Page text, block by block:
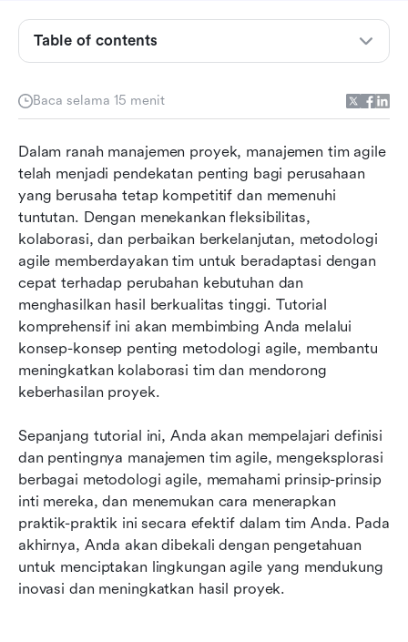
Baca selama 15 menit
Dalam ranah manajemen proyek, manajemen tim agile
telah menjadi pendekatan penting bagi perusahaan
yang berusaha tetap kompetitif dan memenuhi
tuntutan. Dengan menekankan fleksibilitas,
kolaborasi, dan perbaikan berkelanjutan, metodologi
agile memberdayakan tim untuk beradaptasi dengan
cepat terhadap perubahan kebutuhan dan
menghasilkan hasil berkualitas tinggi. Tutorial
komprehensif ini akan membimbing Anda melalui
konsep-konsep penting metodologi agile, membantu
meningkatkan kolaborasi tim dan mendorong
keberhasilan proyek.
Sepanjang tutorial ini, Anda akan mempelajari definisi
dan pentingnya manajemen tim agile, mengeksplorasi
berbagai metodologi agile, memahami prinsip-prinsip
inti mereka, dan menemukan cara menerapkan
praktik-praktik ini secara efektif dalam tim Anda. Pada
akhirnya, Anda akan dibekali dengan pengetahuan
untuk menciptakan lingkungan agile yang mendukung
inovasi dan meningkatkan hasil proyek.
Table of contents
Apa itu manajemen tim agile?
Tantangan umum dalam manajemen tim agile
Alat untuk manajemen agile yang efektif
Lark: Mitra Anda untuk manajemen tim yang
gesit
Kesimpulan
Pertanyaan yang sering diajukan